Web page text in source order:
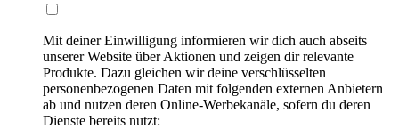
Mit deiner Einwilligung informieren wir dich auch abseits
unserer Website über Aktionen und zeigen dir relevante
Produkte. Dazu gleichen wir deine verschlüsselten
personenbezogenen Daten mit folgenden externen Anbietern
ab und nutzen deren Online-Werbekanäle, sofern du deren
Dienste bereits nutzt: